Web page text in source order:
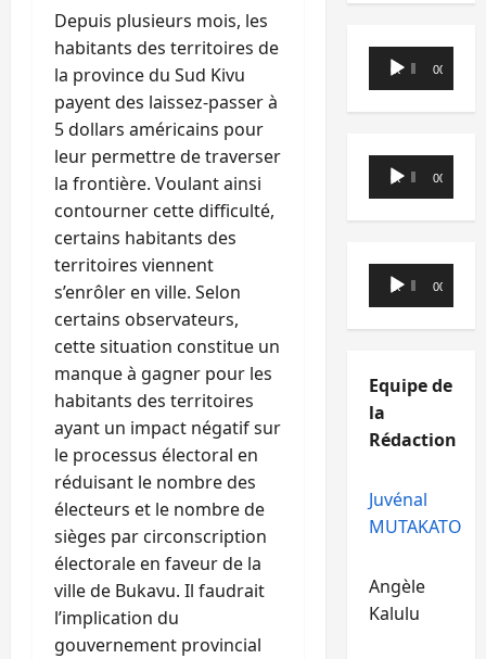
Depuis plusieurs mois, les
habitants des territoires de
la province du Sud Kivu
payent des laissez-passer à
5 dollars américains pour
leur permettre de traverser
la frontière. Voulant ainsi
contourner cette difficulté,
certains habitants des
territoires viennent
s’enrôler en ville. Selon
certains observateurs,
cette situation constitue un
manque à gagner pour les
habitants des territoires
ayant un impact négatif sur
le processus électoral en
réduisant le nombre des
électeurs et le nombre de
sièges par circonscription
électorale en faveur de la
ville de Bukavu. Il faudrait
l’implication du
gouvernement provincial
Lecteur
audio
00:00 00:00
Lecteur
audio
00:00 00:00
Lecteur
audio
00:00 00:00
Equipe de
la
Rédaction
Juvénal
MUTAKATO
Angèle
Kalulu